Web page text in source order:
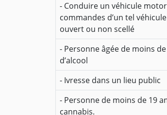
- Conduire un véhicule
commandes d’un tel
ouvert ou non scellé
- Personne âgée de moins
d’alcool
- Ivresse dans un lieu public
- Personne de moins de 19
cannabis.